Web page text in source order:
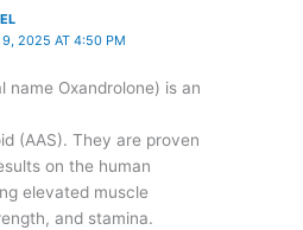
9, 2025 AT 4:50 PM
name Oxandrolone) is an
(AAS). They are proven
on the human
elevated muscle
and stamina.